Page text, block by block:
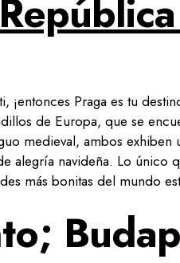
Praga es tu
de Europa, que se
medieval, ambos exhiben
alegría navideña. Lo único
más bonitas del mundo